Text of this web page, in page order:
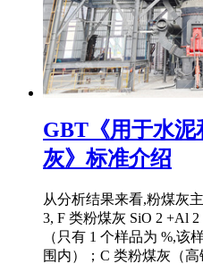
GBT《用于水
灰》标准介绍
从分析结果来看,粉煤灰
3, F 类粉煤灰 SiO 2 +Al 2
（只有 1 个样品为 %,该
围内）；C 类粉煤灰（